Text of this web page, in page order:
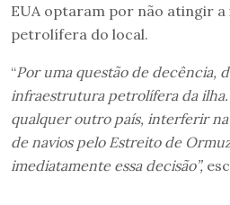
EUA optaram por não atingir
petrolífera do local.
“Por uma questão de decência,
infraestrutura petrolífera da
qualquer outro país, interferir na
de navios pelo Estreito de
imediatamente essa decisão”,